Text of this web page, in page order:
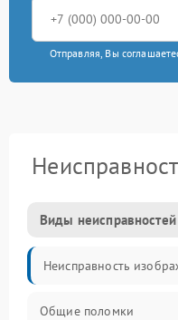
Отправляя, Вы
Виды неисправностей
Неисправность
Общие поломки